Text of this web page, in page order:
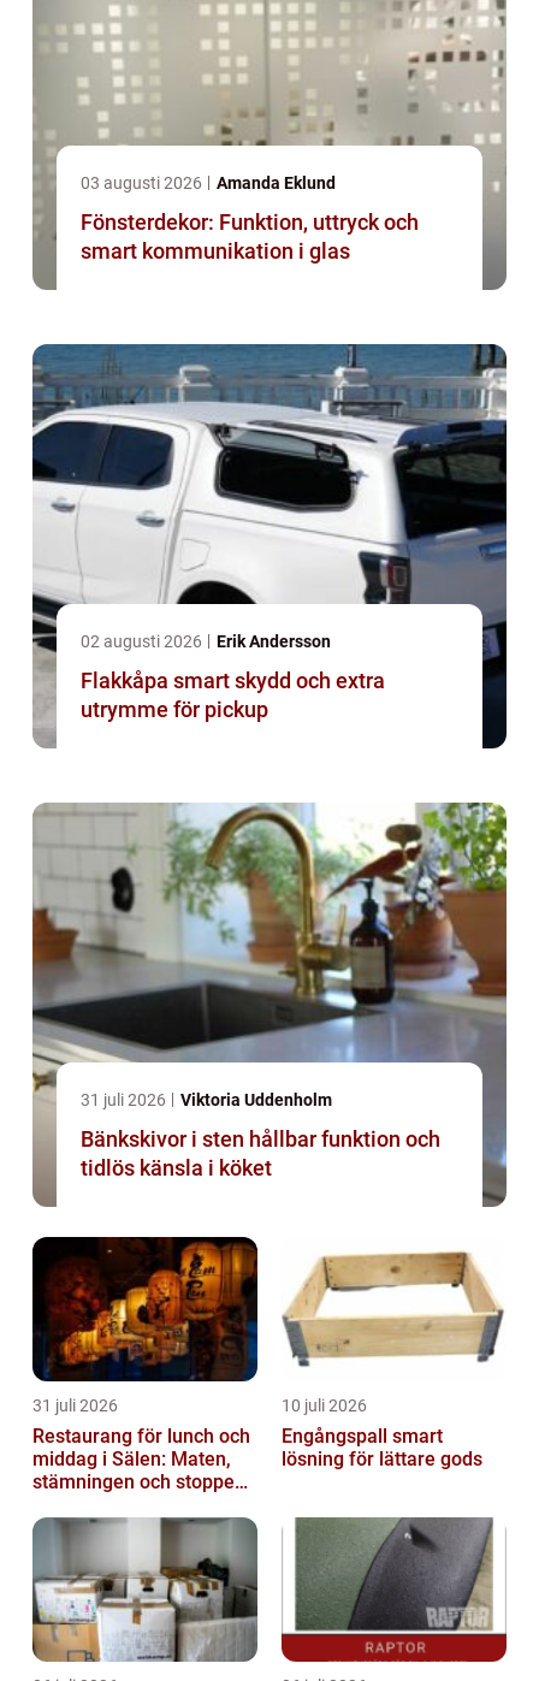
03 augusti 2026 Amanda Eklund
Fönsterdekor: Funktion, uttryck och
smart kommunikation i glas
02 augusti 2026 Erik Andersson
Flakkåpa smart skydd och extra
utrymme för pickup
31 juli 2026 Viktoria Uddenholm
Bänkskivor i sten hållbar funktion och
tidlös känsla i köket
31 juli 2026
Restaurang för lunch och
middag i Sälen: Maten,
stämningen och stoppen
10 juli 2026
Engångspall smart
lösning för lättare gods